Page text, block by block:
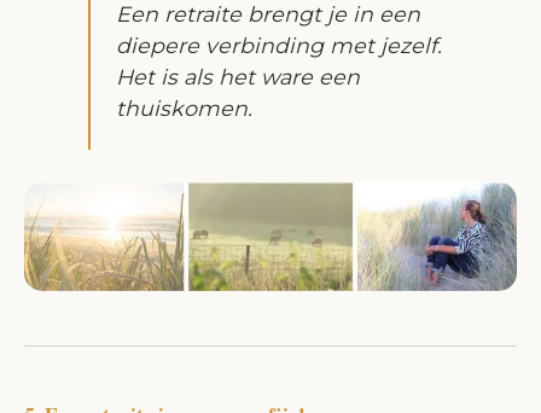
Een retraite brengt je in een
diepere verbinding met jezelf.
Het is als het ware een
thuiskomen.